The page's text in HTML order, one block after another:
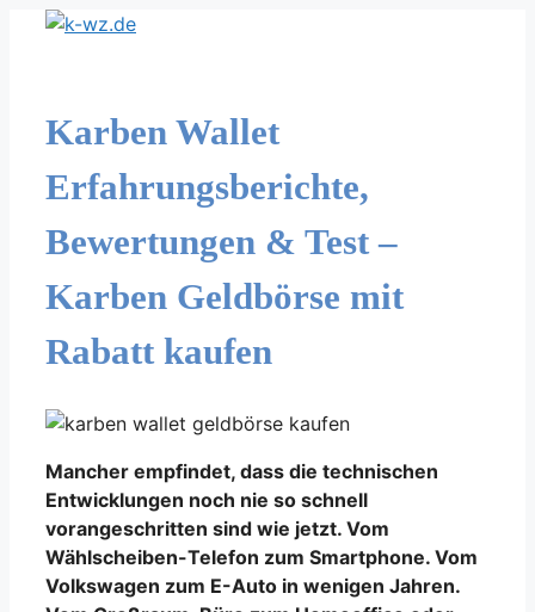
Zum
Karben Wallet
Erfahrungsberichte,
Bewertungen & Test –
Karben Geldbörse mit
Rabatt kaufen
Mancher empfindet, dass die technischen
Entwicklungen noch nie so schnell
vorangeschritten sind wie jetzt. Vom
Wählscheiben-Telefon zum Smartphone. Vom
Volkswagen zum E-Auto in wenigen Jahren.